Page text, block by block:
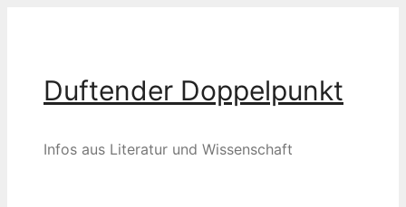
Duftender Doppelpunkt
Infos aus Literatur und Wissenschaft